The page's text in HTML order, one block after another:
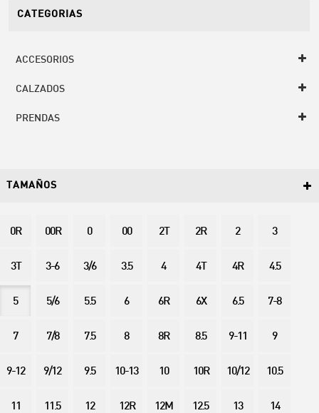
CATEGORIAS
ACCESORIOS
CALZADOS
PRENDAS
TAMAÑOS
0R 00R 0 00 2T 2R 2 3
3T 3-6 3/6 3.5 4 4T 4R 4.5
5 5/6 5.5 6 6R 6X 6.5 7-8
7 7/8 7.5 8 8R 8.5 9-11 9
9-12 9/12 9.5 10-13 10 10R 10/12 10.5
11 11.5 12 12R 12M 12.5 13 14